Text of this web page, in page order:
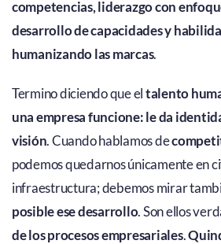
competencias, liderazgo con
desarrollo de capacidades y
humanizando las marcas.
Termino diciendo que eltalento
una empresa funcione: le da
visión. Cuando hablamos de
podemos quedarnos únicamente en
infraestructura; debemos mirar
posible ese desarrollo. Son ellos
de los procesos empresariales.